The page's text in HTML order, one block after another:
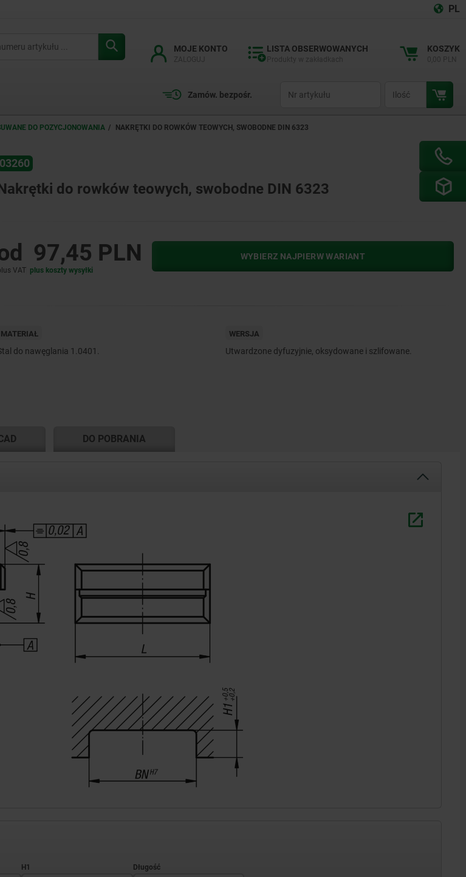
PL
MOJE KONTO LISTA OBSERWOWANYCH KOSZYK
Zamów. bezpośr.
DO POZYCJONOWANIA NAKRĘTKI DO ROWKÓW TEOWYCH, SWOBODNE DIN 6323
03260
do rowków teowych, swobodne DIN 6323
97,45 PLN
VAT plus koszty wysyłki
WYBIERZ NAJPIERW WARIANT
MATERIAŁ
do nawęglania 1.0401.
WERSJA
Utwardzone dyfuzyjnie, oksydowane i szlifowane.
DO POBRANIA